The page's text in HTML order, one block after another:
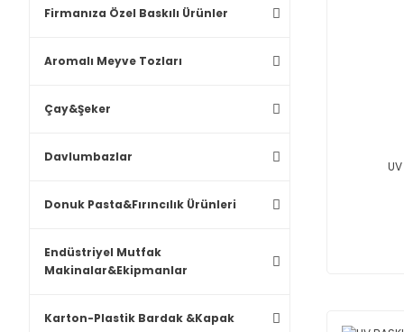
Firmanıza Özel Baskılı Ürünler
Aromalı Meyve Tozları
Çay&Şeker
Davlumbazlar
Donuk Pasta&Fırıncılık Ürünleri
Endüstriyel Mutfak
Makinalar&Ekipmanlar
Karton-Plastik Bardak &Kapak